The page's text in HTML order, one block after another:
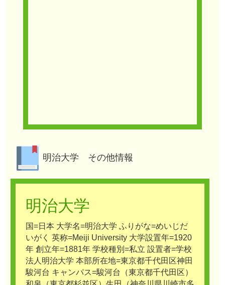
明治大学 その他情報
明治大学
国=日本 大学名=明治大学 ふりがな=めいじだ
いがく 英称=Meiji University 大学設置年=1920
年 創立年=1881年 学校種別=私立 設置者=学校
法人明治大学 本部所在地=東京都千代田区神田
駿河台 キャンパス=駿河台（東京都千代田区）